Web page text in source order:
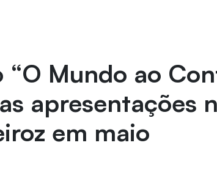
“O Mundo ao
apresentações
em maio